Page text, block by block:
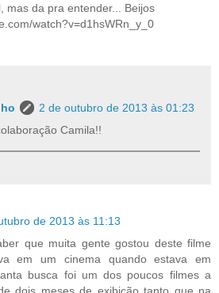
mas da pra entender... Beijos
watch?v=d1hsWRn_y_0
2 de outubro de 2013 às 01:23
Camila!!
de 2013 às 11:13
que muita gente gostou deste filme
em um cinema quando estava em
busca foi um dos poucos filmes a